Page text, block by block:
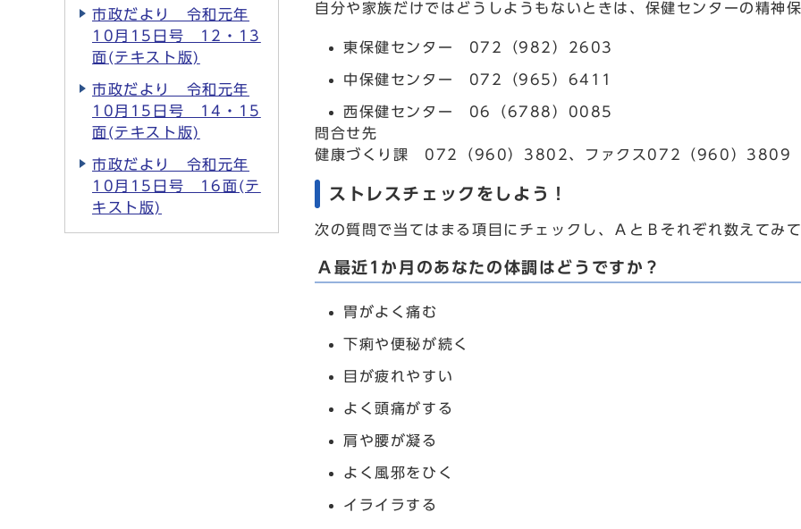
自分や家族だけではどうしようもないときは、保健センターの精神
東保健センター 072（982）2603
中保健センター 072（965）6411
西保健センター 06（6788）0085
問合せ先
健康づくり課 072（960）3802、ファクス072（960）3809
ストレスチェックをしよう！
次の質問で当てはまる項目にチェックし、ＡとＢそれぞれ数えてみて
Ａ最近1か月のあなたの体調はどうですか？
胃がよく痛む
下痢や便秘が続く
目が疲れやすい
よく頭痛がする
肩や腰が凝る
よく風邪をひく
イライラする
市政だより 令和元年
10月15日号 12・13
面(テキスト版)
市政だより 令和元年
10月15日号 14・15
面(テキスト版)
市政だより 令和元年
10月15日号 16面(テ
キスト版)